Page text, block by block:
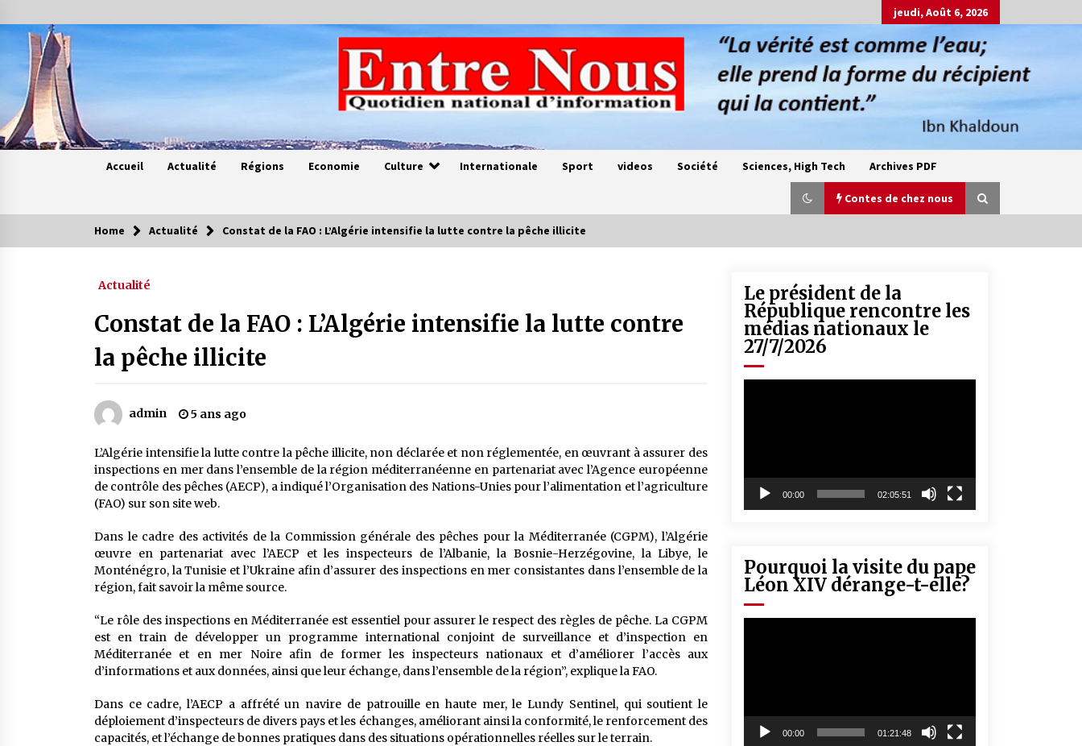
to
content
jeudi, Août 6, 2026
Accueil Actualité Régions Economie Culture Internationale Sport videos Société Sciences, High Tech Archives PDF
Contes de chez nous
Contes de chez nous
4 ans ago
Oum el Gaïla / L’ogresse du M’zab
4 ans ago
Mythes et croyances / L’hospitalité
5 ans ago
5 ans ago
du Sud algérien)
5 ans ago
Un conte targui/ Quand la tête est
5 ans ago 5 ans ago
Home Actualité Constat de la FAO : L’Algérie intensifie la lutte contre la pêche illicite
Actualité
Constat de la FAO : L’Algérie intensifie la lutte contre
la pêche illicite
admin 5 ans ago
L’Algérie intensifie la lutte contre la pêche illicite, non déclarée et non réglementée, en œuvrant à assurer des
inspections en mer dans l’ensemble de la région méditerranéenne en partenariat avec l’Agence européenne
de contrôle des pêches (AECP), a indiqué l’Organisation des Nations-Unies pour l’alimentation et l’agriculture
(FAO) sur son site web.
Dans le cadre des activités de la Commission générale des pêches pour la Méditerranée (CGPM), l’Algérie
œuvre en partenariat avec l’AECP et les inspecteurs de l’Albanie, la Bosnie-Herzégovine, la Libye, le
Monténégro, la Tunisie et l’Ukraine afin d’assurer des inspections en mer consistantes dans l’ensemble de la
région, fait savoir la même source.
“Le rôle des inspections en Méditerranée est essentiel pour assurer le respect des règles de pêche. La CGPM
est en train de développer un programme international conjoint de surveillance et d’inspection en
Méditerranée et en mer Noire afin de former les inspecteurs nationaux et d’améliorer l’accès aux
d’informations et aux données, ainsi que leur échange, dans l’ensemble de la région”, explique la FAO.
Dans ce cadre, l’AECP a affrété un navire de patrouille en haute mer, le Lundy Sentinel, qui soutient le
déploiement d’inspecteurs de divers pays et les échanges, améliorant ainsi la conformité, le renforcement des
capacités, et l’échange de bonnes pratiques dans des situations opérationnelles réelles sur le terrain.
Le président de la
République rencontre les
médias nationaux le
27/7/2026
00:00 02:05:51
Pourquoi la visite du pape
Léon XIV dérange-t-elle?
00:00 01:21:48